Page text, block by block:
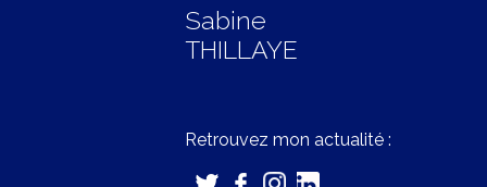
Sabine
THILLAYE
Retrouvez mon actualité :